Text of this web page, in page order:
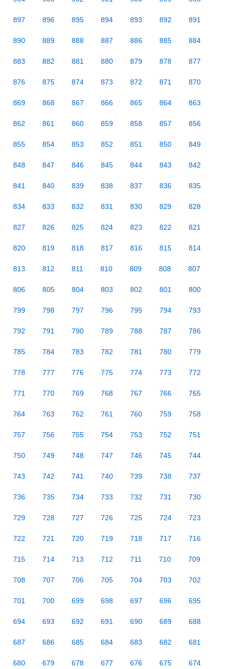
897 896 895 894 893 892 891
890 889 888 887 886 885 884
883 882 881 880 879 878 877
876 875 874 873 872 871 870
869 868 867 866 865 864 863
862 861 860 859 858 857 856
855 854 853 852 851 850 849
848 847 846 845 844 843 842
841 840 839 838 837 836 835
834 833 832 831 830 829 828
827 826 825 824 823 822 821
820 819 818 817 816 815 814
813 812 811 810 809 808 807
806 805 804 803 802 801 800
799 798 797 796 795 794 793
792 791 790 789 788 787 786
785 784 783 782 781 780 779
778 777 776 775 774 773 772
771 770 769 768 767 766 765
764 763 762 761 760 759 758
757 756 755 754 753 752 751
750 749 748 747 746 745 744
743 742 741 740 739 738 737
736 735 734 733 732 731 730
729 728 727 726 725 724 723
722 721 720 719 718 717 716
715 714 713 712 711 710 709
708 707 706 705 704 703 702
701 700 699 698 697 696 695
694 693 692 691 690 689 688
687 686 685 684 683 682 681
680 679 678 677 676 675 674